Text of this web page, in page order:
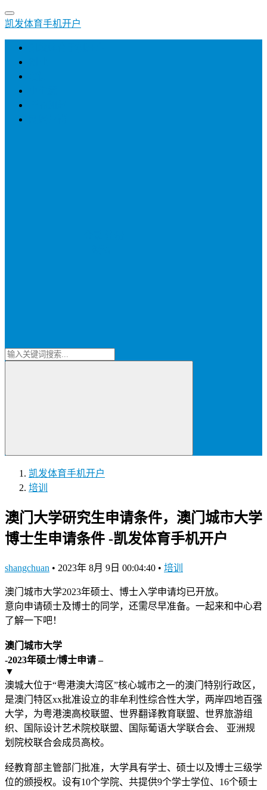
凯发体育手机开户
凯发体育手机开户
培训
澳门大学研究生申请条件，澳门城市大学
博士生申请条件 -凯发体育手机开户
shangchuan • 2023年 8月 9日 00:04:40 • 培训
澳门城市大学2023年硕士、博士入学申请均已开放。
意向申请硕士及博士的同学，还需尽早准备。一起来和中心君
了解一下吧！
澳门城市大学
-2023年硕士/博士申请 –
▼
澳城大位于“粤港澳大湾区”核心城市之一的澳门特别行政区，
是澳门特区xx批准设立的非牟利性综合性大学，两岸四地百强
大学，为粤港澳高校联盟、世界翻译教育联盟、世界旅游组
织、国际设计艺术院校联盟、国际葡语大学联合会、 亚洲规
划院校联合会成员高校。
经教育部主管部门批准，大学具有学士、硕士以及博士三级学
位的颁授权。设有10个学院、共提供9个学士学位、16个硕士